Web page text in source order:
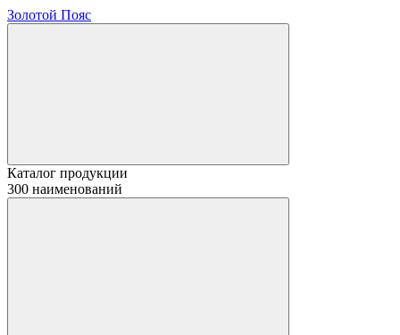
Золотой Пояс
Каталог продукции
300 наименований